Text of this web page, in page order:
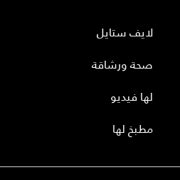
لايف ستايل
صحة ورشاقة
لها فيديو
مطبخ لها